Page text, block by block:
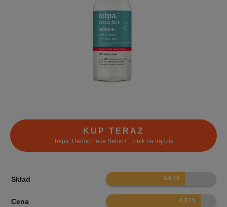
KUP TERAZ
Tołpa, Dermo Face Sebio+, Tonik na trądzik
Skład 7.2
Cena 8.6